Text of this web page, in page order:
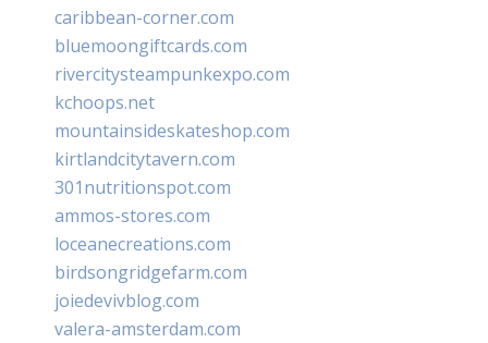
caribbean-corner.com
bluemoongiftcards.com
rivercitysteampunkexpo.com
kchoops.net
mountainsideskateshop.com
kirtlandcitytavern.com
301nutritionspot.com
ammos-stores.com
loceanecreations.com
birdsongridgefarm.com
joiedevivblog.com
valera-amsterdam.com